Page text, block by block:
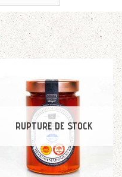
RUPTURE DE STOCK